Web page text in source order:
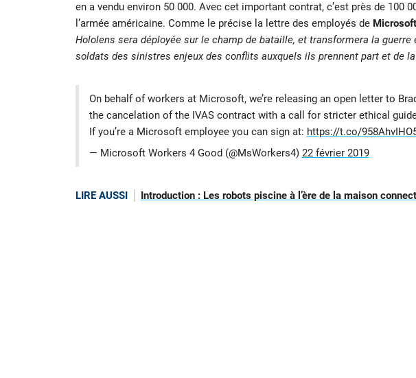
en a vendu environ 50 000. Avec cet important contrat, c’est près de 100
l’armée américaine. Comme le précise la lettre des employés de Microsoft
Hololens sera déployée sur le champ de bataille, et transformera la guerre
soldats des sinistres enjeux des conflits auxquels ils prennent part et de
On behalf of workers at Microsoft, we’re releasing an open letter to
the cancelation of the IVAS contract with a call for stricter ethical
If you’re a Microsoft employee you can sign at: https://t.co/
— Microsoft Workers 4 Good (@MsWorkers4) 22 février 2019
LIRE AUSSI Introduction : Les robots piscine à l’ère de la maison